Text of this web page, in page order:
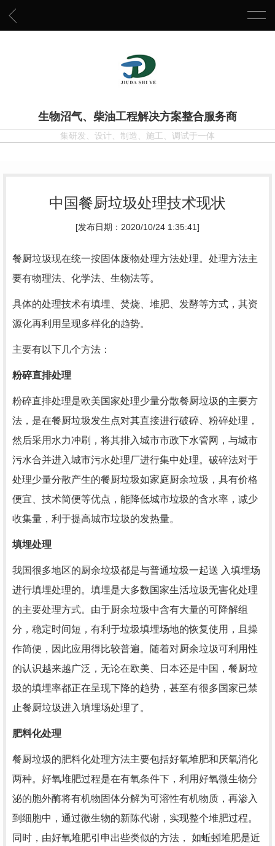
生物沼气、柴油工程解决方案整合服务商
集研发、设计、制造、施工、调试于一体
中国餐厨垃圾处理技术现状
[发布日期：2020/10/24 1:35:41]
餐厨垃圾现在统一按固体废物处理方法处理。处理方法主
要有物理法、化学法、生物法等。
具体的处理技术有填埋、焚烧、堆肥、发酵等方式，其资
源化再利用呈现多样化的趋势。
主要有以下几个方法：
粉碎直排处理
粉碎直排处理是欧美国家处理少量分散餐厨垃圾的主要方
法，是在餐厨垃圾发生点对其直接进行破碎、粉碎处理，
然后采用水力冲刷，将其排入城市市政下水管网，与城市
污水合并进入城市污水处理厂进行集中处理。破碎法对于
处理少量分散产生的餐厨垃圾如家庭厨余垃圾，具有价格
便宜、技术简便等优点，能降低城市垃圾的含水率，减少
收集量，利于提高城市垃圾的发热量。
填埋处理
我国很多地区的厨余垃圾都是与普通垃圾一起送 入填埋场
进行填埋处理的。填埋是大多数国家生活垃圾无害化处理
的主要处理方式。由于厨余垃圾中含有大量的可降解组
分，稳定时间短，有利于垃圾填埋场地的恢复使用，且操
作简便，因此应用得比较普遍。随着对厨余垃圾可利用性
的认识越来越广泛，无论在欧美、日本还是中国，餐厨垃
圾的填埋率都正在呈现下降的趋势，甚至有很多国家已禁
止餐厨垃圾进入填埋场处理了。
肥料化处理
餐厨垃圾的肥料化处理方法主要包括好氧堆肥和厌氧消化
两种。好氧堆肥过程是在有氧条件下，利用好氧微生物分
泌的胞外酶将有机物固体分解为可溶性有机物质，再渗入
到细胞中，通过微生物的新陈代谢，实现整个堆肥过程。
同时，由好氧堆肥引申出些类似的方法， 如蚯蚓堆肥是近